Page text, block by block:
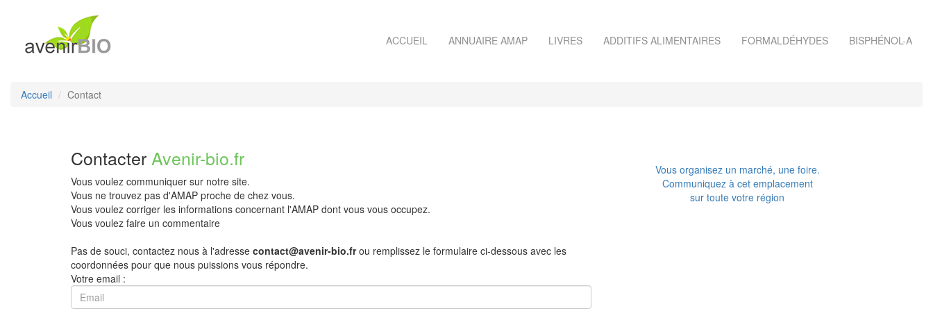
ACCUEIL ANNUAIRE AMAP LIVRES ADDITIFS ALIMENTAIRES FORMALDÉHYDES BISPHÉNOL-A
Accueil Contact
Contacter Avenir-bio.fr
Vous voulez communiquer sur notre site.
Vous ne trouvez pas d'AMAP proche de chez vous.
Vous voulez corriger les informations concernant l'AMAP dont vous vous occupez.
Vous voulez faire un commentaire
Pas de souci, contactez nous à l'adresse contact@avenir-bio.frou remplissez le formulaire ci-dessous avec les
coordonnées pour que nous puissions vous répondre.
Votre email :
Vous organisez un marché, une foire.
Communiquez à cet emplacement
sur toute votre région